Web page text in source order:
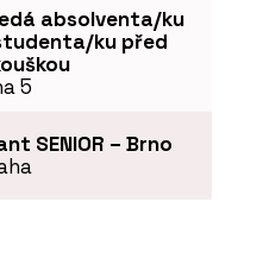
absolventa/ku
ku před
5
SENIOR – Brno